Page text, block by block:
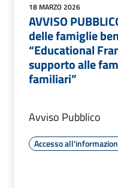
18 MARZO 2026
AVVISO
delle famiglie
“Educational
supporto alle
familiari”
Avviso Pubblico
Accesso